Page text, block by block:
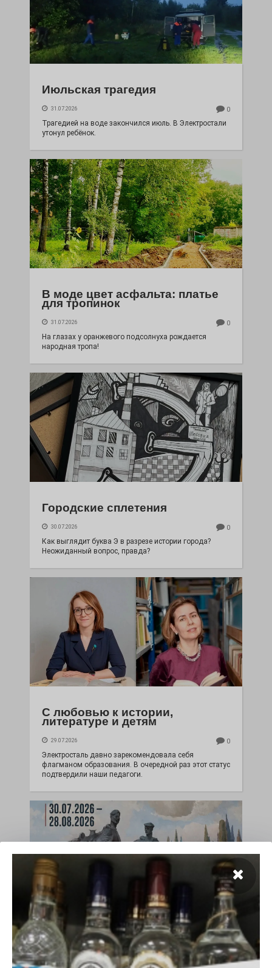
Июльская трагедия
31.07.2026 0
Трагедией на воде закончился июль. В Электростали
утонул ребёнок.
В моде цвет асфальта: платье
для тропинок
31.07.2026 0
На глазах у оранжевого подсолнуха рождается
народная тропа!
Городские сплетения
30.07.2026 0
Как выглядит буква Э в разрезе истории города?
Неожиданный вопрос, правда?
С любовью к истории,
литературе и детям
29.07.2026 0
Электросталь давно зарекомендовала себя
флагманом образования. В очередной раз этот статус
подтвердили наши педагоги.
Чувство Родины — одно на
всех
28.07.2026 0